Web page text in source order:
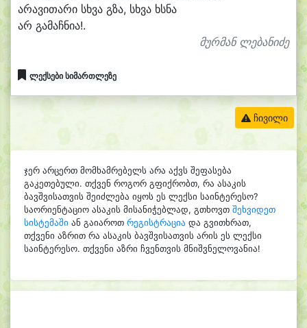
არავითარი სხვა გზა, სხვა ხსნა
არ გამაჩნია!.
მურმან ლებანიძე
ლექსები სიმართლეზე
ჩივილი
ჯერ არცერთ მომხამრებელს არა აქვს შეფასება
გაკეთებული. თქვენ როგორ გფიქრობთ, რა ასაკის
ბავშვისათვის შეიძლება იყოს ეს ლექსი საინტერესო?
საორიენტაციო ასაკის მისანიჭებლად, გთხოვთ შეხვიდეთ
სისტემაში ან გაიაროთ რეგისტრაცია და გვითხრათ,
თქვენი აზრით რა ასაკის ბავშვისათვის არის ეს ლექსი
საინტერესო. თქვენი აზრი ჩვენთვის მნიშვნელოვანია!